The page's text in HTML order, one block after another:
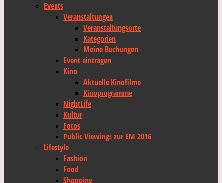
Events
Veranstaltungen
Veranstaltungsorte
Kategorien
Meine Buchungen
Event eintragen
Kino
Aktuelle Kinofilme
Kinoprogramme
NightLife
Kultur
Fotos
Public Viewings zur EM 2016
Lifestyle
Fashion
Food
Shopping